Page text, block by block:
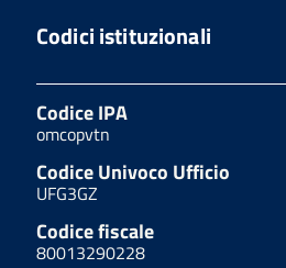
Codici istituzionali
Codice IPA
omcopvtn
Codice Univoco Ufficio
UFG3GZ
Codice fiscale
80013290228